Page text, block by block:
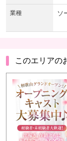
業種 ソ
このエリアの